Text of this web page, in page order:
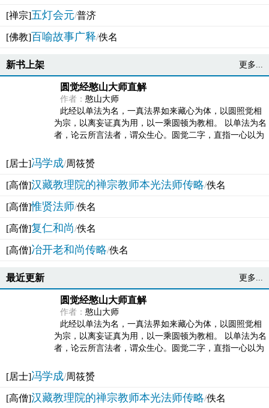
[禅宗]五灯会元/普济
[佛教]百喻故事广释/佚名
新书上架 更多...
圆觉经憨山大师直解
作者： 憨山大师
此经以单法为名，一真法界如来藏心为体，以圆照觉相
为宗，以离妄证真为用，以一乘圆顿为教相。 以单法为名
者，论云所言法者，谓众生心。圆觉二字，直指一心以为
[居士]冯学成/周筱赟
[高僧]汉藏教理院的禅宗教师本光法师传略/佚名
[高僧]惟贤法师/佚名
[高僧]复仁和尚/佚名
[高僧]冶开老和尚传略/佚名
最近更新 更多...
圆觉经憨山大师直解
作者： 憨山大师
此经以单法为名，一真法界如来藏心为体，以圆照觉相
为宗，以离妄证真为用，以一乘圆顿为教相。 以单法为名
者，论云所言法者，谓众生心。圆觉二字，直指一心以为
[居士]冯学成/周筱赟
[高僧]汉藏教理院的禅宗教师本光法师传略/佚名